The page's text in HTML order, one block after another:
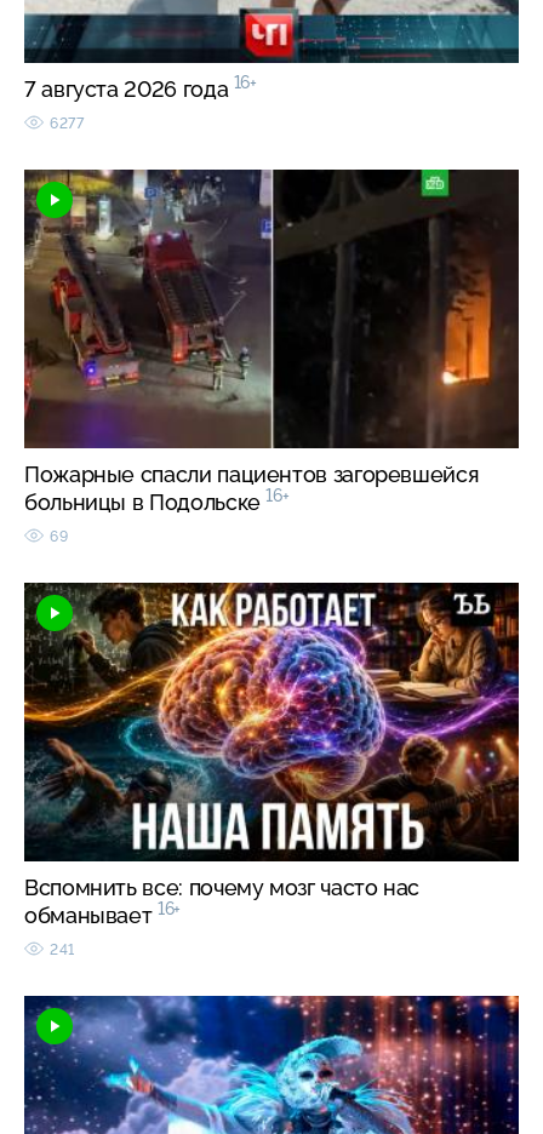
7 августа 2026 года 16+
6277
Пожарные спасли пациентов загоревшейся
больницы в Подольске 16+
69
Вспомнить все: почему мозг часто нас
обманывает 16+
241